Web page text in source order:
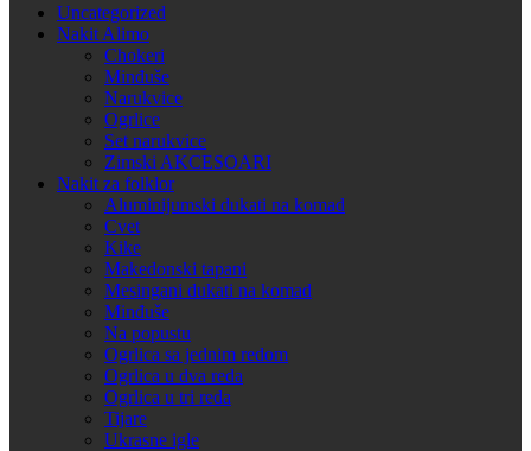
Uncategorized
Nakit Alimo
Chokeri
Minđuše
Narukvice
Ogrlice
Set narukvice
Zimski AKCESOARI
Nakit za folklor
Aluminijumski dukati na komad
Cvet
Kike
Makedonski tapani
Mesingani dukati na komad
Minđuše
Na popustu
Ogrlica sa jednim redom
Ogrlica u dva reda
Ogrlica u tri reda
Tijare
Ukrasne igle